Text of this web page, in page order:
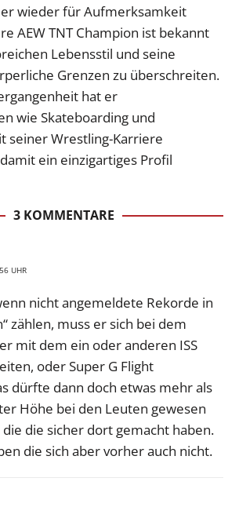
wieder für Aufmerksamkeit
AEW TNT Champion ist bekannt
Lebensstil und seine
Grenzen zu überschreiten.
hat er
wie Skateboarding und
seiner Wrestling-Karriere
ein einzigartiges Profil
3 KOMMENTARE
UHR
nicht angemeldete Rekorde in
zählen, muss er sich bei dem
mit dem ein oder anderen ISS
oder Super G Flight
dürfte dann doch etwas mehr als
Höhe bei den Leuten gewesen
die sicher dort gemacht haben.
die sich aber vorher auch nicht.